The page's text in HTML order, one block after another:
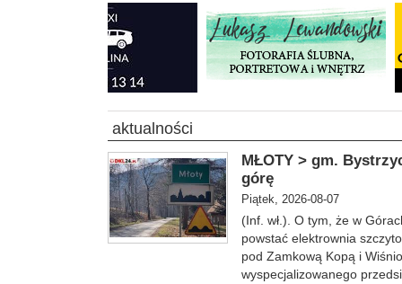
aktualności
MŁOTY > gm.
górę
Piątek, 2026-08-07
(Inf. wł.). O tym, że w
powstać elektrownia
pod Zamkową Kopą i
wyspecjalizowanego